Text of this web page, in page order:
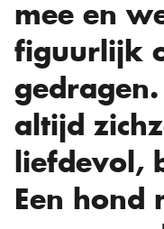
mee en
figuurlijk
gedragen.
altijd
liefdevol,
Een hond